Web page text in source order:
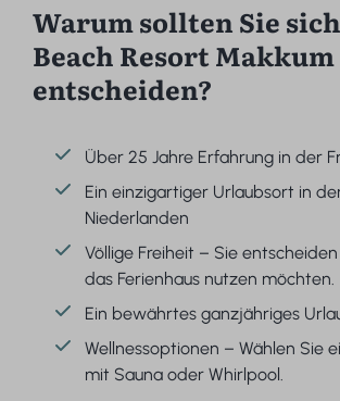
Warum sollten Sie
Beach Resort Makkum
entscheiden?
Über 25 Jahre Erfahrung in der
Ein einzigartiger Urlaubsort in
Niederlanden
Völlige Freiheit – Sie
das Ferienhaus nutzen möchten.
Ein bewährtes ganzjähriges
Wellnessoptionen – Wählen Sie
mit Sauna oder Whirlpool.